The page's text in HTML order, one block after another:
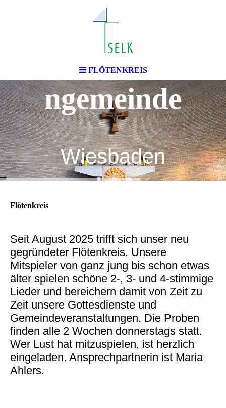
FLÖTENKREIS
Lutherische
Christuskirche
ngemeinde
Wiesbaden
Flötenkreis
Seit August 2025 trifft sich unser neu
gegründeter Flötenkreis. Unsere
Mitspieler von ganz jung bis schon etwas
älter spielen schöne 2-, 3- und 4-stimmige
Lieder und bereichern damit von Zeit zu
Zeit unsere Gottesdienste und
Gemeindeveranstaltungen. Die Proben
finden alle 2 Wochen donnerstags statt.
Wer Lust hat mitzuspielen, ist herzlich
eingeladen. Ansprechpartnerin ist Maria
Ahlers.